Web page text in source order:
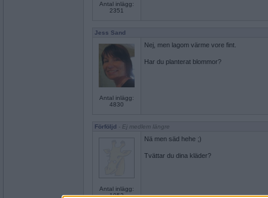
Antal inlägg:
2351
Jess Sand
Antal inlägg:
4830
Nej, men lagom värme vore fint.
Har du planterat blommor?
Förföljd - Ej medlem längre
Antal inlägg:
1052
Nä men säd hehe ;)
Tvättar du dina kläder?